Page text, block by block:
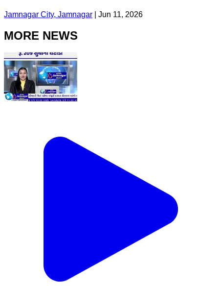
Jamnagar City, Jamnagar Jun 11, 2026
MORE NEWS